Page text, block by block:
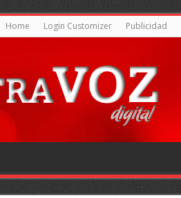
Home Login Customizer Publicidad